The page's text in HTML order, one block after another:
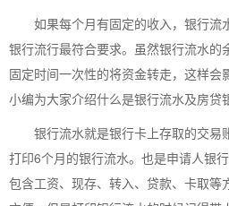
如果每个月有固定的收入，银行流
银行流行最符合要求。虽然银行流水的
固定时间一次性的将资金转走，这样会
小编为大家介绍什么是银行流水及房贷
银行流水就是银行卡上存取的交易
打印6个月的银行流水。也是申请人银
包含工资、现存、转入、贷款、卡取等